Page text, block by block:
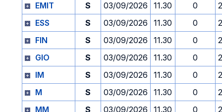
EMIT
S 03/09/2026 11.30 0
ESS
S 03/09/2026 11.30 0
FIN
S 03/09/2026 11.30 0
GIO
S 03/09/2026 11.30 0
IM
S 03/09/2026 11.30 0
M
S 03/09/2026 11.30 0
MM
S 03/09/2026 11.30 0